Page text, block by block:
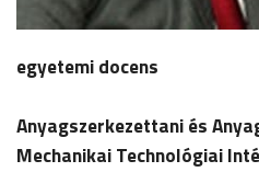
egyetemi docens
Anyagszerkezettani és
Mechanikai Technológiai